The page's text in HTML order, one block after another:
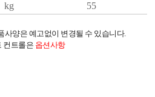
kg 55
사양은 예고없이 변경될 수 있습니다.
컨트롤은 옵션사항